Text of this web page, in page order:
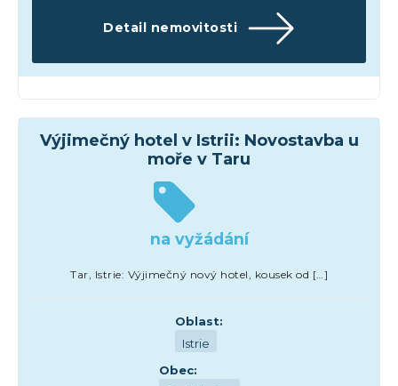
Detail nemovitosti
Výjimečný hotel v Istrii: Novostavba u
moře v Taru
na vyžádání
Tar, Istrie: Výjimečný nový hotel, kousek od […]
Oblast:
Istrie
Obec: